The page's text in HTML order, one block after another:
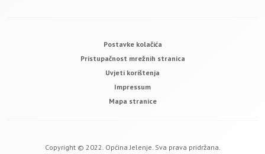
Postavke kolačića
Pristupačnost mrežnih stranica
Uvjeti korištenja
Impressum
Mapa stranice
Copyright © 2022. Općina Jelenje. Sva prava pridržana.